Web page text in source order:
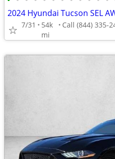
7/31
54k
mi